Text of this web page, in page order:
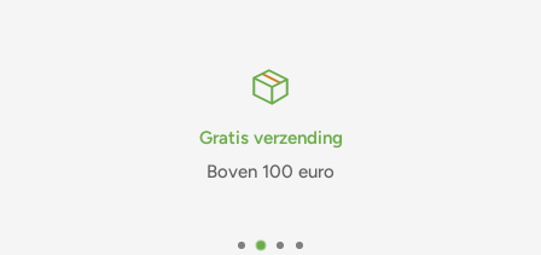
Gratis verzending
Boven 100 euro